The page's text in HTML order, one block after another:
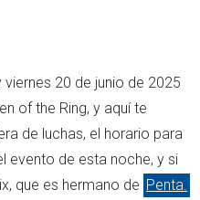
viernes 20 de junio de 2025
of the Ring, y aquí te
de luchas, el horario para
evento de esta noche, y si
que es hermano de Penta.